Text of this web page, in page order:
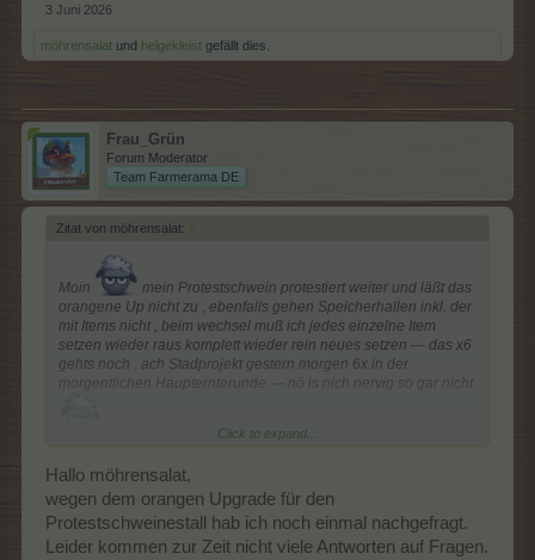
3 Juni 2026
möhrensalat und helgekleist gefällt dies.
Frau_Grün
Forum Moderator
Team Farmerama DE
Zitat von möhrensalat: ↑
Moin
mein Protestschwein protestiert weiter und läßt das
orangene Up nicht zu , ebenfalls gehen Speicherhallen inkl. der
mit Items nicht , beim wechsel muß ich jedes einzelne Item
setzen wieder raus komplett wieder rein neues setzen --- das x6
gehts noch . ach Stadprojekt gestern morgen 6x in der
morgentlichen Haupternterunde --- nö is nich nervig so gar nicht
auch ich bezahle den EH wenn er nicht geht nehm ich das Geld
Click to expand...
Hallo möhrensalat,
wegen dem orangen Upgrade für den
Protestschweinestall hab ich noch einmal nachgefragt.
Leider kommen zur Zeit nicht viele Antworten auf Fragen.